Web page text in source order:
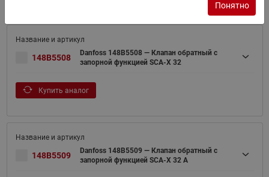
148B5508
Danfoss 148B5508 — Клапан обратный с
запорной функцией SCA-X 32
Купить аналог
148B5509
Danfoss 148B5509 — Клапан обратный с
запорной функцией SCA-X 32 A
Понятно